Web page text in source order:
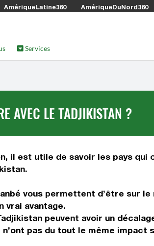
AmériqueLatine360 AmériqueDuNord360
Services
AVEC LE TADJIKISTAN ?
il est utile de savoir les pays
vous permettent d’être sur
vrai avantage.
peuvent avoir un
pas du tout le même